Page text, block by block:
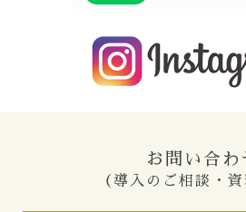
お問い合わ
（導入のご相談・資